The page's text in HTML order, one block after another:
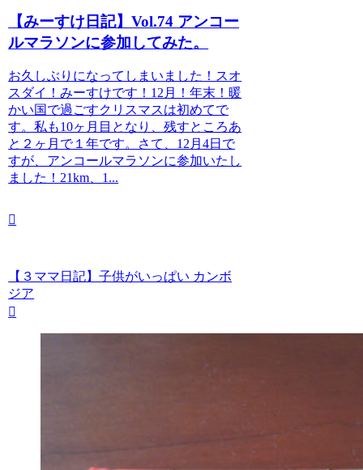
【みーすけ日記】Vol.74 アンコー
ルマラソンに参加してみた。
お久しぶりになってしまいました！スオ
スダイ！みーすけです！12月！年末！暖
かい国で過ごすクリスマスは初めてで
す。私も10ヶ月目となり、残すところあ
と２ヶ月で１年です。さて、12月4日で
すが、アンコールマラソンに参加いたし
ました！21km、1...
【３ママ日記】子供がいっぱい カンボ
ジア